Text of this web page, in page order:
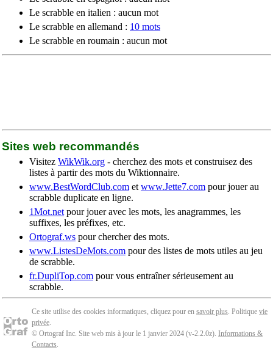
Le scrabble en italien : aucun mot
Le scrabble en allemand : 10 mots
Le scrabble en roumain : aucun mot
Sites web recommandés
Visitez WikWik.org - cherchez des mots et construisez des
listes à partir des mots du Wiktionnaire.
www.BestWordClub.com et www.Jette7.com pour jouer au
scrabble duplicate en ligne.
1Mot.net pour jouer avec les mots, les anagrammes, les
suffixes, les préfixes, etc.
Ortograf.ws pour chercher des mots.
www.ListesDeMots.com pour des listes de mots utiles au jeu
de scrabble.
fr.DupliTop.com pour vous entraîner sérieusement au
scrabble.
Ce site utilise des cookies informatiques, cliquez pour en savoir plus. Politique vie
privée.
© Ortograf Inc. Site web mis à jour le 1 janvier 2024 (v-2.2.0z). Informations &
Contacts.